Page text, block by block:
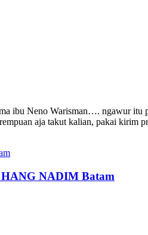
ibu Neno Warisman…. ngawur
aja takut kalian, pakai kirim
HANG NADIM Batam